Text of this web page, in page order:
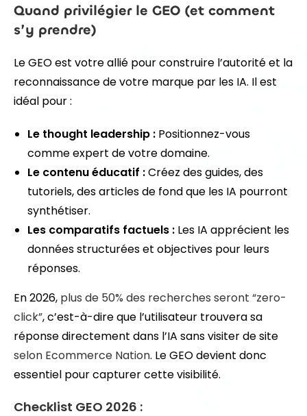
Quand privilégier le GEO (et comment
s’y prendre)
Le GEO est votre allié pour construire l’autorité et la
reconnaissance de votre marque par les IA. Il est
idéal pour :
Le thought leadership : Positionnez-vous
comme expert de votre domaine.
Le contenu éducatif :Créez des guides, des
tutoriels, des articles de fond que les IA pourront
synthétiser.
Les comparatifs factuels : Les IA apprécient les
données structurées et objectives pour leurs
réponses.
En 2026, plus de 50% des recherches seront “zero-
click”, c’est-à-dire que l’utilisateur trouvera sa
réponse directement dans l’IA sans visiter de site
selon Ecommerce Nation. Le GEO devient donc
essentiel pour capturer cette visibilité.
Checklist GEO 2026 :